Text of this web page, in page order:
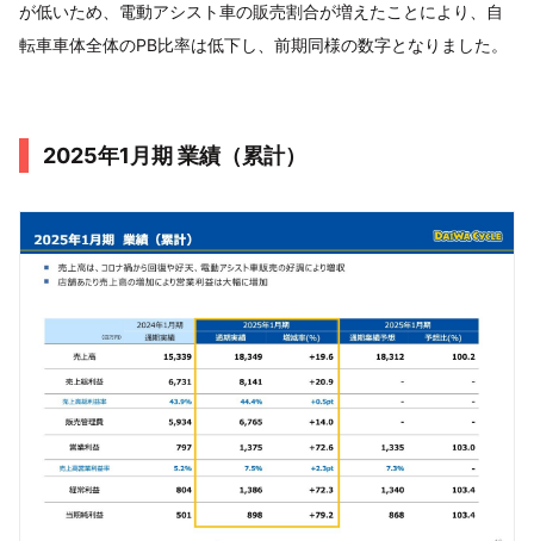
が低いため、電動アシスト車の販売割合が増えたことにより、自
転車車体全体のPB比率は低下し、前期同様の数字となりました。
2025年1月期 業績（累計）